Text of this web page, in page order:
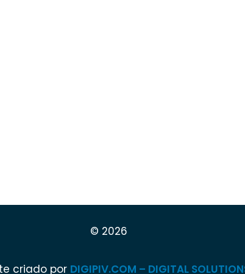
© 2026
criado por DIGIPIV.COM – DIGITAL